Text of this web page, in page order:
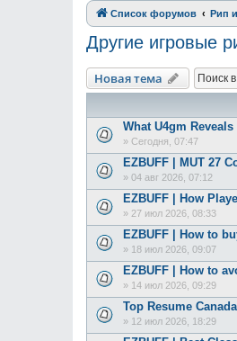
Список форумов Рип
Другие игровые
Новая тема
What U4gm
» Сегодня, 07:47
EZBUFF | MUT 27
» 04 авг 2026, 07:12
EZBUFF | How
» 27 июл 2026, 08:33
EZBUFF | How to
» 18 июл 2026, 09:07
EZBUFF | How to
» 14 июл 2026, 09:29
Top Resume Canada
» 12 июл 2026, 18:29